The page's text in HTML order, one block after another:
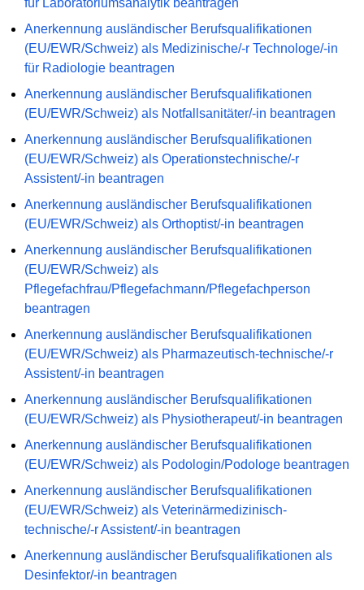
Anerkennung ausländischer Berufsqualifikationen
(EU/EWR/Schweiz) als Medizinische/-r Technologe/-in
für Radiologie beantragen
Anerkennung ausländischer Berufsqualifikationen
(EU/EWR/Schweiz) als Notfallsanitäter/-in beantragen
Anerkennung ausländischer Berufsqualifikationen
(EU/EWR/Schweiz) als Operationstechnische/-r
Assistent/-in beantragen
Anerkennung ausländischer Berufsqualifikationen
(EU/EWR/Schweiz) als Orthoptist/-in beantragen
Anerkennung ausländischer Berufsqualifikationen
(EU/EWR/Schweiz) als
Pflegefachfrau/Pflegefachmann/Pflegefachperson
beantragen
Anerkennung ausländischer Berufsqualifikationen
(EU/EWR/Schweiz) als Pharmazeutisch-technische/-r
Assistent/-in beantragen
Anerkennung ausländischer Berufsqualifikationen
(EU/EWR/Schweiz) als Physiotherapeut/-in beantragen
Anerkennung ausländischer Berufsqualifikationen
(EU/EWR/Schweiz) als Podologin/Podologe beantragen
Anerkennung ausländischer Berufsqualifikationen
(EU/EWR/Schweiz) als Veterinärmedizinisch-
technische/-r Assistent/-in beantragen
Anerkennung ausländischer Berufsqualifikationen als
Desinfektor/-in beantragen